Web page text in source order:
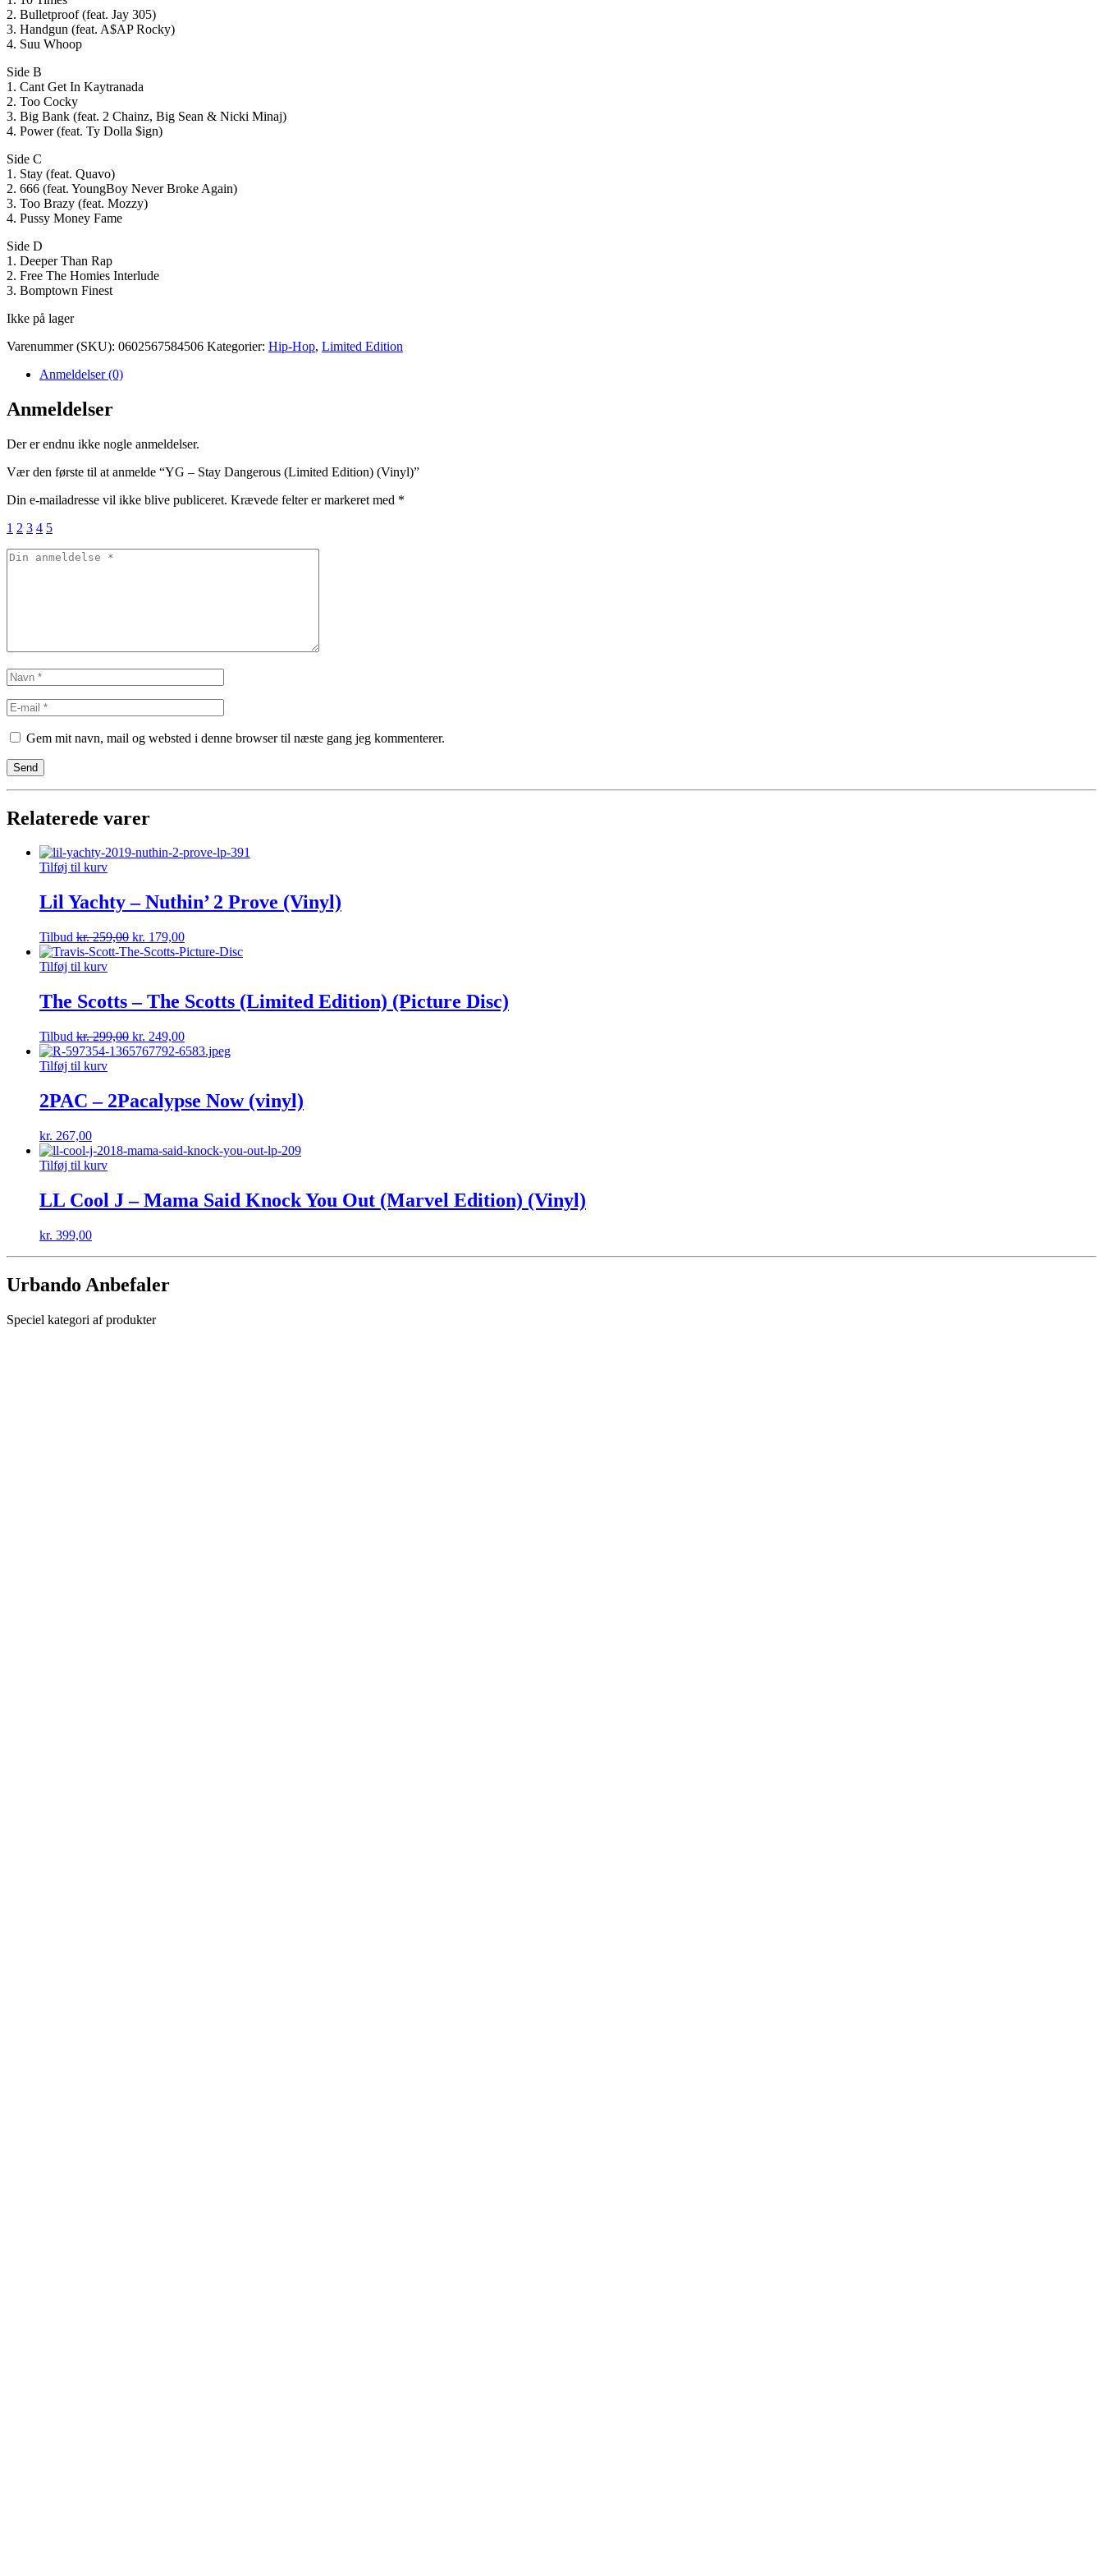
2. Bulletproof (feat. Jay 305)
3. Handgun (feat. A$AP Rocky)
4. Suu Whoop
Side B
1. Cant Get In Kaytranada
2. Too Cocky
3. Big Bank (feat. 2 Chainz, Big Sean & Nicki Minaj)
4. Power (feat. Ty Dolla $ign)
Side C
1. Stay (feat. Quavo)
2. 666 (feat. YoungBoy Never Broke Again)
3. Too Brazy (feat. Mozzy)
4. Pussy Money Fame
Side D
1. Deeper Than Rap
2. Free The Homies Interlude
3. Bomptown Finest
Ikke på lager
Varenummer (SKU): 0602567584506 Kategorier: Hip-Hop, Limited Edition
Anmeldelser (0)
Anmeldelser
Der er endnu ikke nogle anmeldelser.
Vær den første til at anmelde “YG – Stay Dangerous (Limited Edition) (Vinyl)”
Din e-mailadresse vil ikke blive publiceret. Krævede felter er markeret med *
1 2 3 4 5
Gem mit navn, mail og websted i denne browser til næste gang jeg kommenterer.
Relaterede varer
Tilføj til kurv
Lil Yachty – Nuthin’ 2 Prove (Vinyl)
Tilbud kr.259,00 kr. 179,00
Tilføj til kurv
The Scotts – The Scotts (Limited Edition) (Picture Disc)
Tilbud kr.299,00 kr. 249,00
Tilføj til kurv
2PAC – 2Pacalypse Now (vinyl)
kr. 267,00
Tilføj til kurv
LL Cool J – Mama Said Knock You Out (Marvel Edition) (Vinyl)
kr. 399,00
Urbando Anbefaler
Speciel kategori af produkter